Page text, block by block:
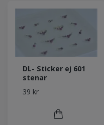
DL- Sticker ej 601
stenar
39 kr